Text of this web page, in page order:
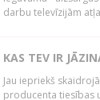
darbu televīzijām
KAS TEV IR
Jau iepriekš
producenta tiesības